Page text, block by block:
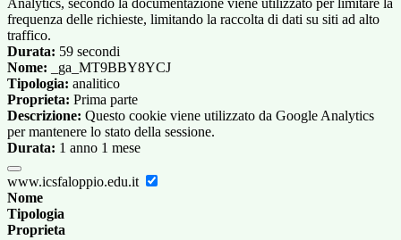
Analytics, secondo la documentazione viene utilizzato per limitare la
frequenza delle richieste, limitando la raccolta di dati su siti ad alto
traffico.
Durata: 59 secondi
Nome: _ga_MT9BBY8YCJ
Tipologia: analitico
Proprieta: Prima parte
Descrizione: Questo cookie viene utilizzato da Google Analytics
per mantenere lo stato della sessione.
Durata: 1 anno 1 mese
www.icsfaloppio.edu.it
Nome
Tipologia
Proprieta